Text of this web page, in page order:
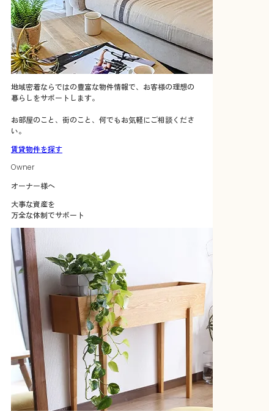
地域密着ならではの豊富な物件情報で、お客様の理想の
暮らしをサポートします。
お部屋のこと、街のこと、何でもお気軽にご相談くださ
い。
賃貸物件を探す
Owner
オーナー様へ
大事な資産を
万全な体制でサポート